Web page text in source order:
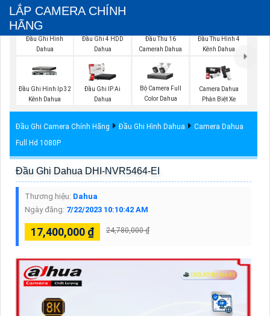
LẮP CAMERA CHÍNH
HÃNG
Đầu Ghi Hình
Dahua
Đầu Ghi 4 HDD
Dahua
Đầu Thu 16
Camerah Dahua
Đầu Thu Hình 4
Kênh Dahua
Đầu Ghi Hình Ip 32
Kênh Dahua
Đầu Ghi IP Ai
Dahua
Bộ Camera Full
Color Dahua
Camera Dahua
Phân Biệt Xe
Đầu Ghi Camera Chính Hãng Đầu Ghi Hình Dahua
Camera Dahua
Full Hd 1080P
Đầu Ghi Dahua DHI-NVR5464-EI
Thương hiệu: Dahua
Ngày đăng: 7/22/2023 10:10:42 AM
17,400,000 ₫ 24,780,000 ₫